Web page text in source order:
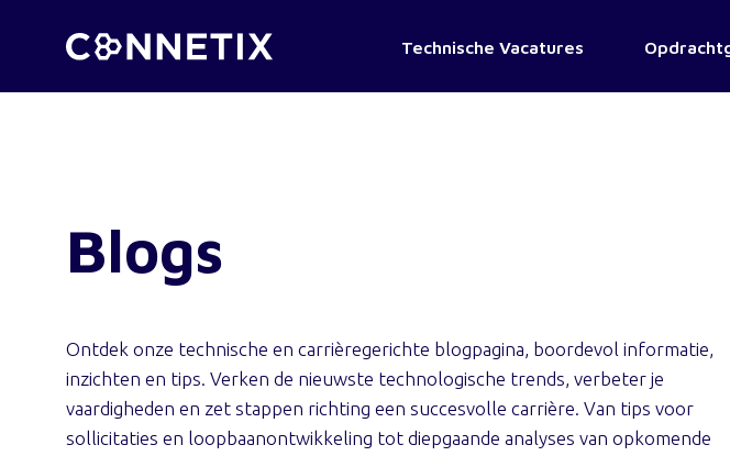
Technische Vacatures
Blogs
Ontdek onze technische en carrièregerichte blogpagina, boordevol informatie,
inzichten en tips. Verken de nieuwste technologische trends, verbeter je
vaardigheden en zet stappen richting een succesvolle carrière. Van tips voor
sollicitaties en loopbaanontwikkeling tot diepgaande analyses van opkomende